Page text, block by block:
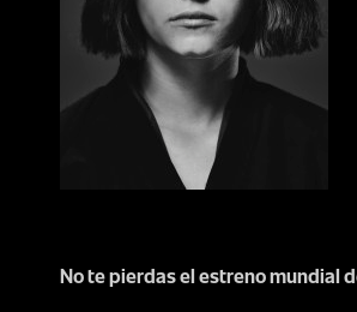
No te pierdas el estreno mundial